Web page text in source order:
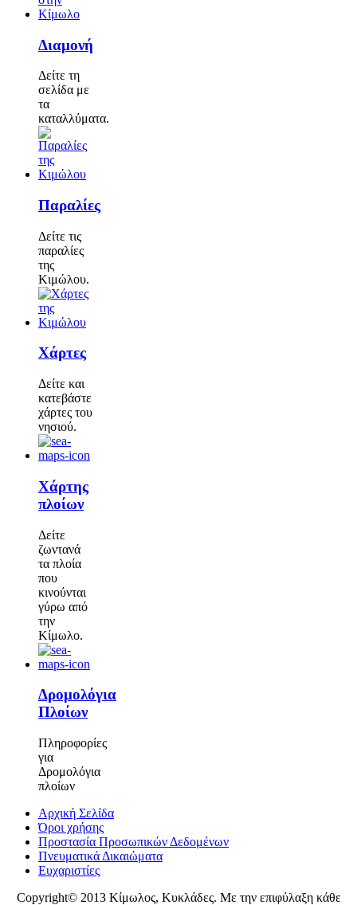
Διαμονή
Δείτε τη
σελίδα με
τα
καταλλύματα.
Παραλίες
Δείτε τις
παραλίες
της
Κιμώλου.
Χάρτες
Δείτε και
κατεβάστε
χάρτες του
νησιού.
Χάρτης
πλοίων
Δείτε
ζωντανά
τα πλοία
που
κινούνται
γύρω από
την
Κίμωλο.
Δρομολόγια
Πλοίων
Πληροφορίες
για
Δρομολόγια
πλοίων
Αρχική Σελίδα
Όροι χρήσης
Προστασία Προσωπικών Δεδομένων
Πνευματικά Δικαιώματα
Ευχαριστίες
Copyright© 2013 Κίμωλος, Κυκλάδες. Με την επιφύλαξη κάθε